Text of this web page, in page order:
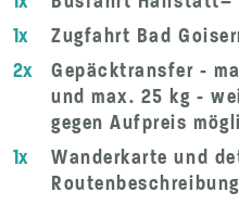
1x
Zugfahrt Bad
2x
Gepäcktransfer -
und max. 25 kg -
gegen Aufpreis
1x
Wanderkarte und